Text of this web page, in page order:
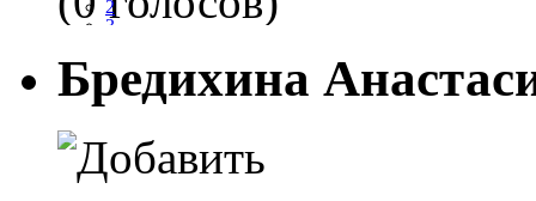
2
3
Бредихина